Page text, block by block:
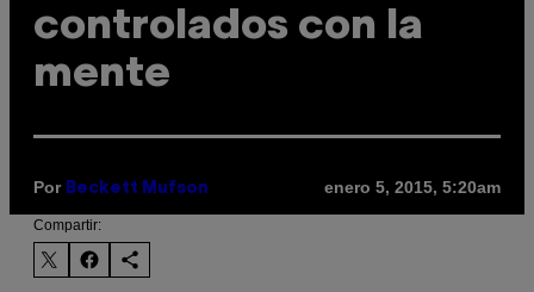
controlados con la
mente
Por Beckett Mufson enero 5, 2015, 5:20am
Compartir: